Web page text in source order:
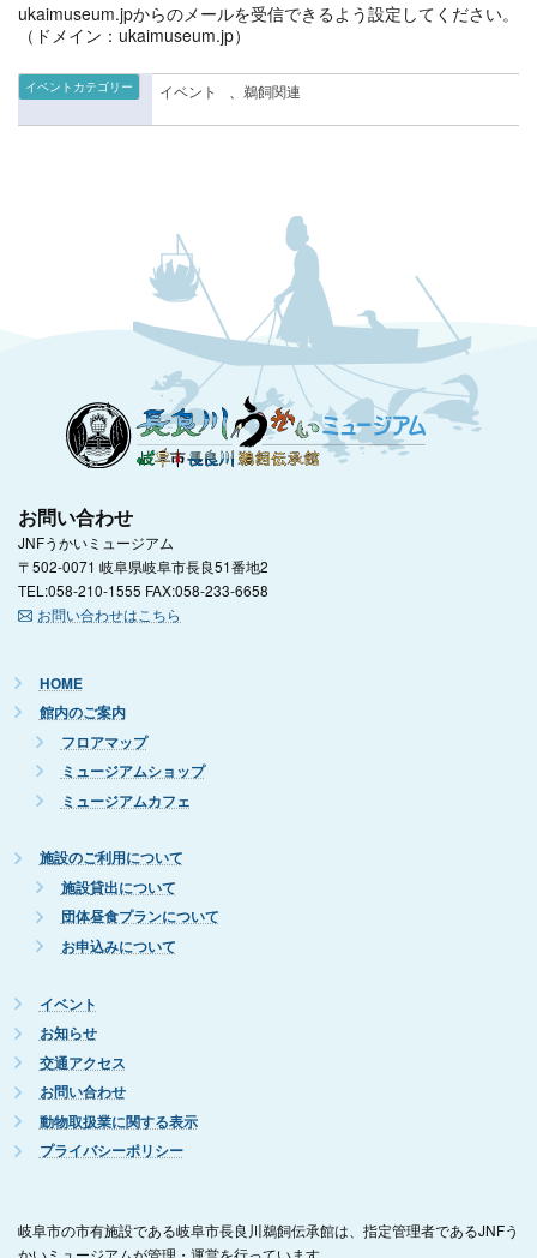
ukaimuseum.jpからのメールを受信できるよう設定してください。
（ドメイン：ukaimuseum.jp）
イベントカテゴリー イベント 鵜飼関連
お問い合わせ
JNFうかいミュージアム
〒502-0071 岐阜県岐阜市長良51番地2
TEL:058-210-1555 FAX:058-233-6658
お問い合わせはこちら
HOME
館内のご案内
フロアマップ
ミュージアムショップ
ミュージアムカフェ
施設のご利用について
施設貸出について
団体昼食プランについて
お申込みについて
イベント
お知らせ
交通アクセス
お問い合わせ
動物取扱業に関する表示
プライバシーポリシー
岐阜市の市有施設である岐阜市長良川鵜飼伝承館は、指定管理者であるJNFう